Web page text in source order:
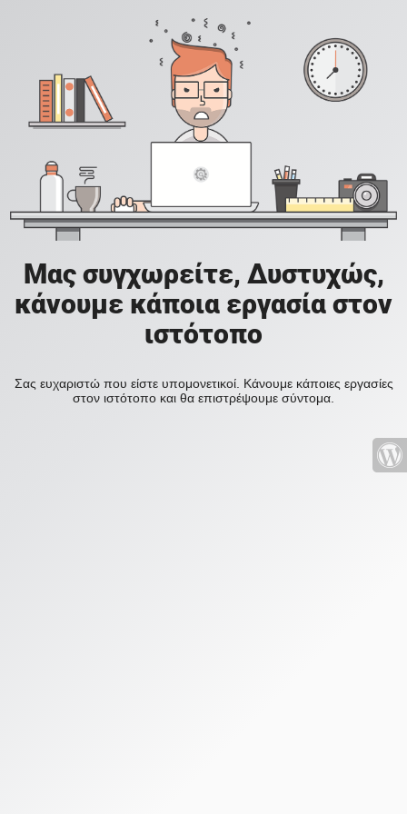
Μας συγχωρείτε, Δυστυχώς,
κάνουμε κάποια εργασία στον
ιστότοπο
Σας ευχαριστώ που είστε υπομονετικοί. Κάνουμε κάποιες εργασίες
στον ιστότοπο και θα επιστρέψουμε σύντομα.